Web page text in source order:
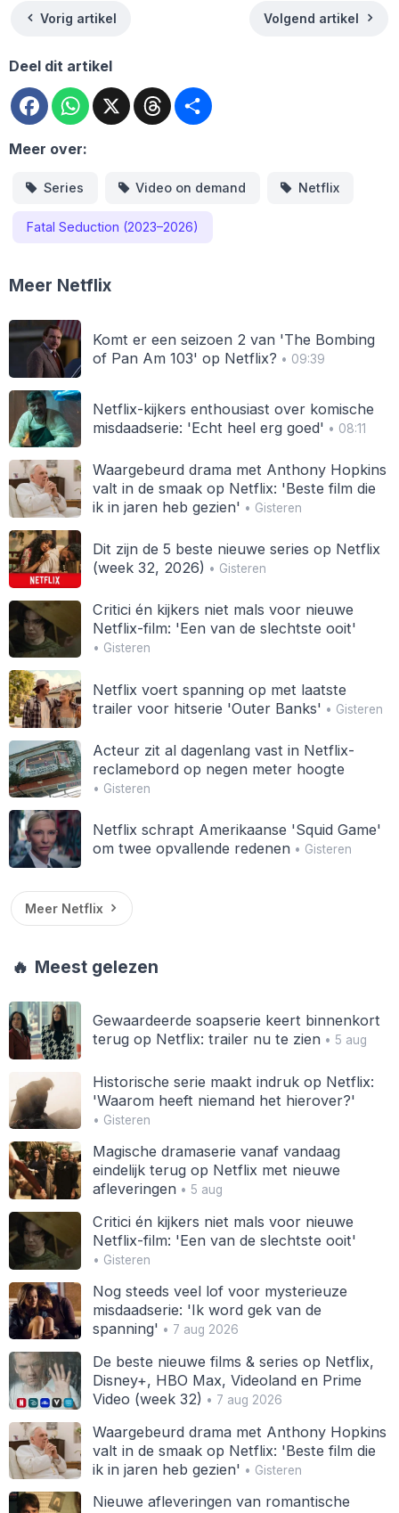
Vorig artikel Volgend artikel
Deel dit artikel
FacebookWhatsApp
X Threads
Meer over:
Series Video on demand Netflix
Fatal Seduction (2023–2026)
Meer Netflix
Komt er een seizoen 2 van 'The Bombing
of Pan Am 103' op Netflix? • 09:39
Netflix-kijkers enthousiast over komische
misdaadserie: 'Echt heel erg goed' • 08:11
Waargebeurd drama met Anthony Hopkins
valt in de smaak op Netflix: 'Beste film die
ik in jaren heb gezien' • Gisteren
Dit zijn de 5 beste nieuwe series op Netflix
(week 32, 2026) • Gisteren
Critici én kijkers niet mals voor nieuwe
Netflix-film: 'Een van de slechtste ooit'
• Gisteren
Netflix voert spanning op met laatste
trailer voor hitserie 'Outer Banks' • Gisteren
Acteur zit al dagenlang vast in Netflix-
reclamebord op negen meter hoogte
• Gisteren
Netflix schrapt Amerikaanse 'Squid Game'
om twee opvallende redenen• Gisteren
Meer Netflix
🔥 Meest gelezen
Gewaardeerde soapserie keert binnenkort
terug op Netflix: trailer nu te zien• 5 aug
Historische serie maakt indruk op Netflix:
'Waarom heeft niemand het hierover?'
• Gisteren
Magische dramaserie vanaf vandaag
eindelijk terug op Netflix met nieuwe
afleveringen• 5 aug
Critici én kijkers niet mals voor nieuwe
Netflix-film: 'Een van de slechtste ooit'
• Gisteren
Nog steeds veel lof voor mysterieuze
misdaadserie: 'Ik word gek van de
spanning' • 7 aug 2026
De beste nieuwe films & series op Netflix,
Disney+, HBO Max, Videoland en Prime
Video (week 32) • 7 aug 2026
Waargebeurd drama met Anthony Hopkins
valt in de smaak op Netflix: 'Beste film die
ik in jaren heb gezien' • Gisteren
Nieuwe afleveringen van romantische